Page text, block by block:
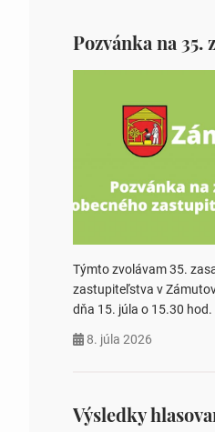
Týmto zvolávam 35.
zastupiteľstva v
dňa 15. júla o 15.30
rokovania 2. Schválenie
zastupiteľstiev, počtu
8. júla 2026